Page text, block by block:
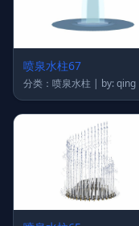
喷泉水柱67
分类：喷泉水柱 | by: qing